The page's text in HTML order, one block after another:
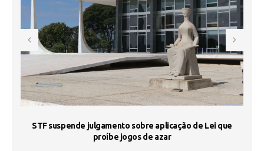
STF suspende julgamento sobre aplicação de Lei que
proíbe jogos de azar